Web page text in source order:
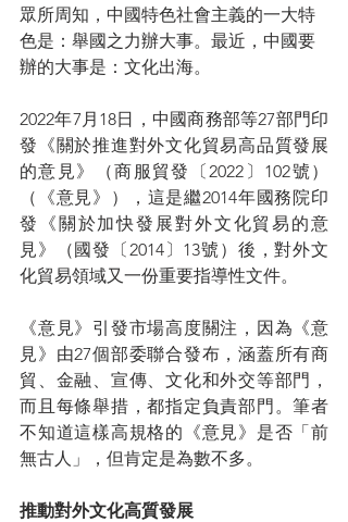
眾所周知，中國特色社會主義的一大特
色是：舉國之力辦大事。最近，中國要
辦的大事是：文化出海。
2022年7月18日，中國商務部等27部門印
發《關於推進對外文化貿易高品質發展
的意見》（商服貿發〔2022〕102號）
（《意見》），這是繼2014年國務院印
發《關於加快發展對外文化貿易的意
見》（國發〔2014〕13號）後，對外文
化貿易領域又一份重要指導性文件。
《意見》引發市場高度關注，因為《意
見》由27個部委聯合發布，涵蓋所有商
貿、金融、宣傳、文化和外交等部門，
而且每條舉措，都指定負責部門。筆者
不知道這樣高規格的《意見》是否「前
無古人」，但肯定是為數不多。
推動對外文化高質發展